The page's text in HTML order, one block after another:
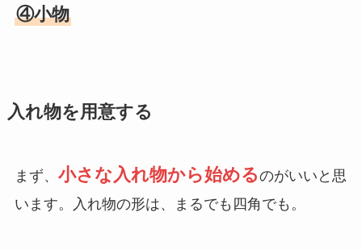
④小物
入れ物を用意する
まず、 小さな入れ物から始めるのがいいと思
います。入れ物の形は、まるでも四角でも。